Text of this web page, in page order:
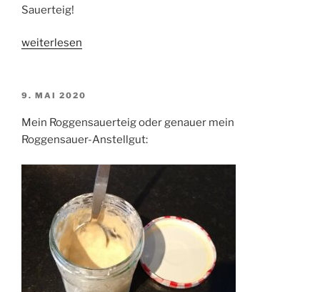
Sauerteig!
„Patent“
weiterlesen
VERÖFFENTLICHT
9. MAI 2020
Mein Roggensauerteig oder genauer mein
Roggensauer-Anstellgut: